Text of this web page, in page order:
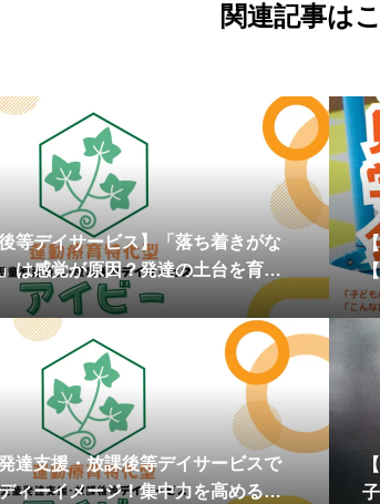
関連記事は
等デイサービス】「落ち着きがな
は感覚が原因？発達の土台を育む
キットトレーニング
達支援・放課後等デイサービスで
ィーイメージ！集中力を高める運